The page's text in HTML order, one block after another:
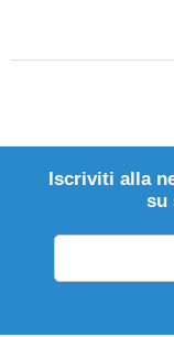
Iscriviti alla
su